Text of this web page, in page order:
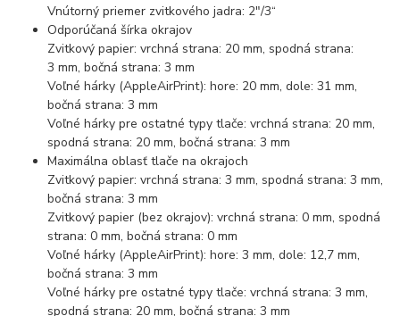
Vnútorný priemer zvitkového jadra: 2"/3“
Odporúčaná šírka okrajov
Zvitkový papier: vrchná strana: 20 mm, spodná strana:
3 mm, bočná strana: 3 mm
Voľné hárky (AppleAirPrint): hore: 20 mm, dole: 31 mm,
bočná strana: 3 mm
Voľné hárky pre ostatné typy tlače: vrchná strana: 20 mm,
spodná strana: 20 mm, bočná strana: 3 mm
Maximálna oblasť tlače na okrajoch
Zvitkový papier: vrchná strana: 3 mm, spodná strana: 3 mm,
bočná strana: 3 mm
Zvitkový papier (bez okrajov): vrchná strana: 0 mm, spodná
strana: 0 mm, bočná strana: 0 mm
Voľné hárky (AppleAirPrint): hore: 3 mm, dole: 12,7 mm,
bočná strana: 3 mm
Voľné hárky pre ostatné typy tlače: vrchná strana: 3 mm,
spodná strana: 20 mm, bočná strana: 3 mm